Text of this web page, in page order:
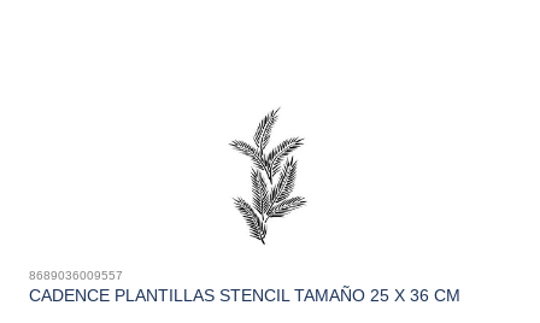
8689036009557
CADENCE PLANTILLAS STENCIL TAMAÑO 25 X 36 CM